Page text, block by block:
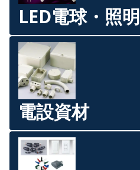
LED電球・照明
電設資材